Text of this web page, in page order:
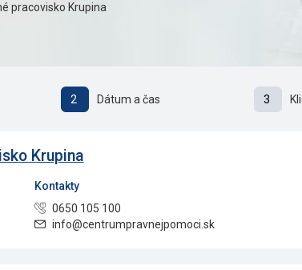
pracovisko Krupina
2 Dátum a čas 3
Krupina
Kontakty
0650 105 100
info@centrumpravnejpomoci.sk